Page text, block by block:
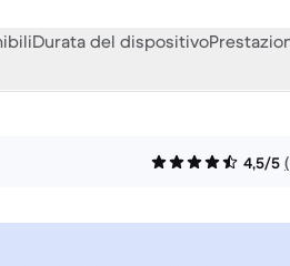
Durata del dispositivo
4,5/5